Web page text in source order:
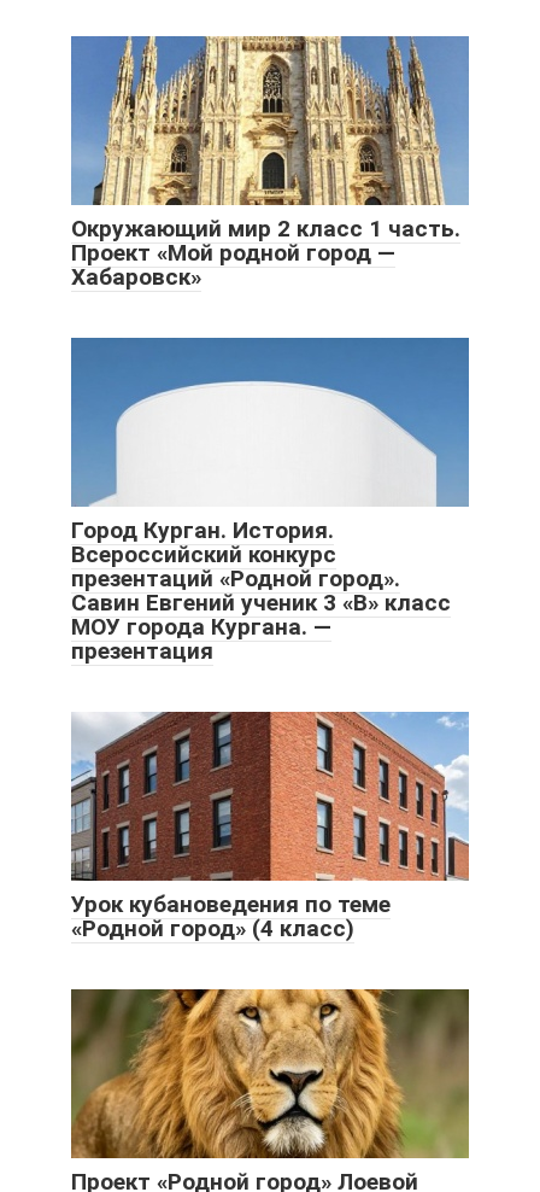
Окружающий мир 2 класс 1 часть.
Проект «Мой родной город —
Хабаровск»
Город Курган. История.
Всероссийский конкурс
презентаций «Родной город».
Савин Евгений ученик 3 «В» класс
МОУ города Кургана. —
презентация
Урок кубановедения по теме
«Родной город» (4 класс)
Проект «Родной город» Лоевой